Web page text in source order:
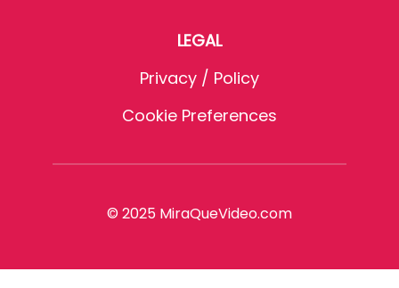
LEGAL
Privacy / Policy
Cookie Preferences
© 2025 MiraQueVideo.com